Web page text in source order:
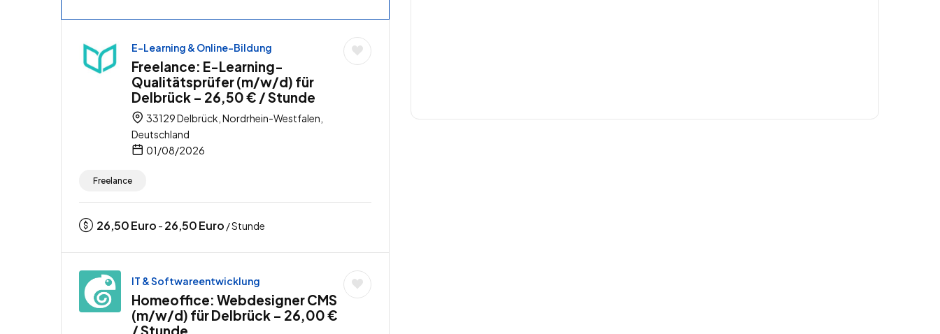
E-Learning & Online-Bildung
Freelance: E-Learning-
Qualitätsprüfer (m/w/d) für
Delbrück – 26,50 € / Stunde
33129 Delbrück, Nordrhein-Westfalen,
Deutschland
01/08/2026
Freelance
26,50Euro - 26,50Euro / Stunde
IT & Softwareentwicklung
Homeoffice: Webdesigner CMS
(m/w/d) für Delbrück – 26,00 €
/ Stunde